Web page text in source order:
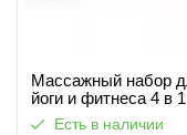
Массажный набор
йоги и фитнеса 4 в 1
MaxIQ-MDF057
Есть в наличии